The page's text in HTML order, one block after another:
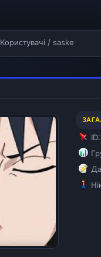
Користувачі / saske
ID: